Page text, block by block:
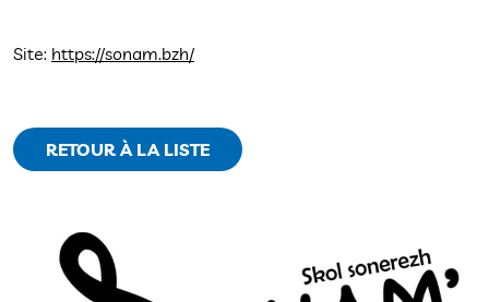
Site: https://sonam.bzh/
RETOUR À LA LISTE